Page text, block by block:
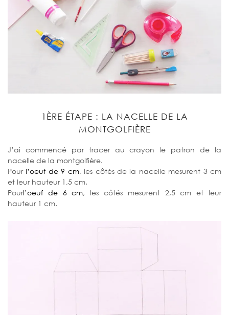
1ÈRE ÉTAPE : LA NACELLE DE LA
MONTGOLFIÈRE
J’ai commencé par tracer au crayon le patron de la
nacelle de la montgolfière.
Pourl’oeuf de 9 cm, les côtés de la nacelle mesurent 3 cm
et leur hauteur 1,5 cm.
Pourl’oeuf de 6 cm, les côtés mesurent 2,5 cm et leur
hauteur 1 cm.